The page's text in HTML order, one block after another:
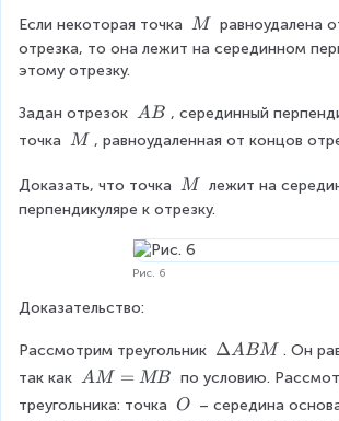
Если некоторая точка \
\
M
равноудалена
отрезка, то она лежит на серединном
этому отрезку.
Задан отрезок \
\
A
B
AB , серединный
точка \
M
M , равноудаленная от концов
Доказать, что точка \
\
M
лежит на
перпендикуляре к отрезку.
Рис. 6
Доказательство:
Рассмотрим треугольник \
D
ta
ΔABM . Он
так как A
M
AM = MB по условию.
треугольника: точка \
O – середина